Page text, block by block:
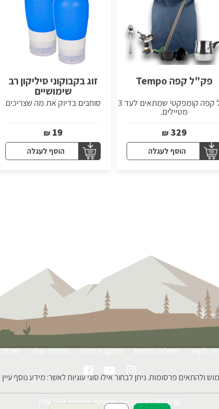
פק"ל קפה Tempo
פקל קפה קומפקטי שמתאים לעד 3
מטיילים.
329
₪
הוסף לעגלה
זוג בקבוקוני סיליקון רב
שימושיים
סוחבים בדיוק את מה שצריכים
19
₪
הוסף לעגלה
לקפה שאלות נפוצות מעקב הזמנה הסיפור שלנו
פרסומות. ניתן לבחור אילו סוגי עוגיות לאשר: מידע נוסף עיין